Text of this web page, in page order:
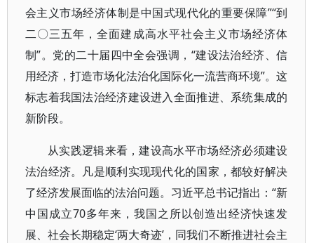
会主义市场经济体制是中国式现代化的重要保障”“到
二〇三五年，全面建成高水平社会主义市场经济体
制”。党的二十届四中全会强调，“建设法治经济、信
用经济，打造市场化法治化国际化一流营商环境”。这
标志着我国法治经济建设进入全面推进、系统集成的
新阶段。
从实践逻辑来看，建设高水平市场经济必须建设
法治经济。凡是顺利实现现代化的国家，都较好解决
了经济发展面临的法治问题。习近平总书记指出：“新
中国成立70多年来，我国之所以创造出经济快速发
展、社会长期稳定‘两大奇迹’，同我们不断推进社会主